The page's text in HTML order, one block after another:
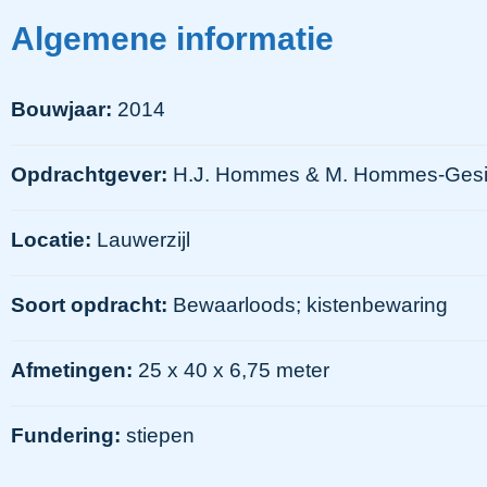
Algemene informatie
Bouwjaar: 2014
Opdrachtgever: H.J. Hommes & M. Hommes-
Locatie: Lauwerzijl
Soort opdracht: Bewaarloods; kistenbewaring
Afmetingen: 25 x 40 x 6,75 meter
Fundering: stiepen